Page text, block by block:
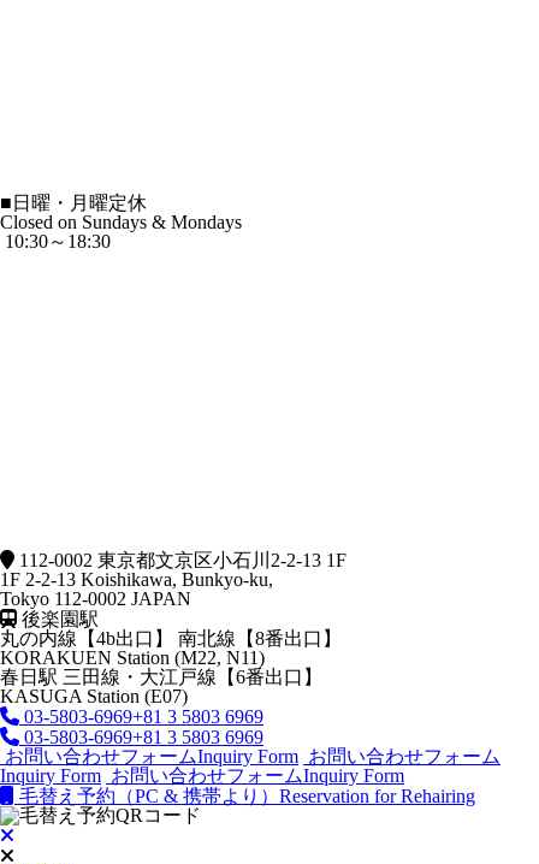
■ 日曜・月曜定休
Closed on Sundays & Mondays
10:30～18:30
112-0002 東京都文京区小石川2-2-13 1F
1F 2-2-13 Koishikawa, Bunkyo-ku,
Tokyo 112-0002 JAPAN
後楽園駅
丸の内線【4b出口】 南北線【8番出口】
KORAKUEN Station (M22, N11)
春日駅 三田線・大江戸線【6番出口】
KASUGA Station (E07)
03-5803-6969+81 3 5803 6969
03-5803-6969+81 3 5803 6969
お問い合わせフォームInquiry Form お問い合わせフォーム
Inquiry Form お問い合わせフォームInquiry Form
毛替え予約（PC & 携帯より） Reservation for Rehairing